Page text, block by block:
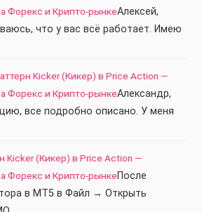
Форекс и Крипто-рынкеАлексей,
что у вас всё работает. Имею
Kicker (Кикер) в Price Action —
Форекс и Крипто-рынкеАлександр,
все подробно описано. У меня
Kicker (Кикер) в Price Action —
Форекс и Крипто-рынкеПосле
в МТ5 в Файл → Открыть